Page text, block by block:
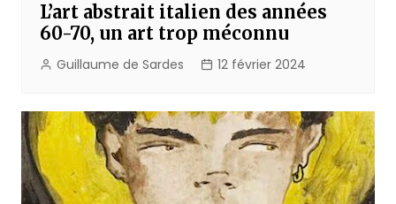
L’art abstrait italien des années
60-70, un art trop méconnu
Guillaume de Sardes 12 février 2024